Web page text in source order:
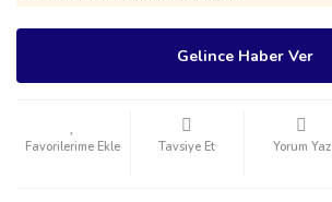
Gelince Haber Ver
Tavsiye Et Yorum Yaz